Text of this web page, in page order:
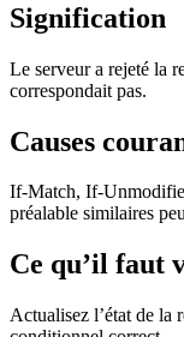
Signification
Le serveur a rejeté la
correspondait pas.
Causes
If-Match, If-
préalable similaires
Ce qu’il faut
Actualisez l’état de la